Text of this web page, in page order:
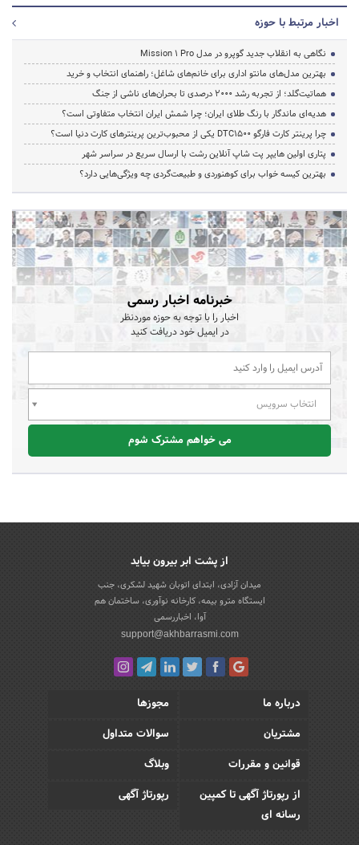
اخبار مرتبط با حوزه
نگاهی به انقلاب جدید گوپرو در مدل Mission 1 Pro
بهترین مدل‌های مانتو اداری برای خانم‌های شاغل؛ راهنمای انتخاب و خرید
هماتیت‌گلد؛ از تجربه رشد ۲۰۰۰ درصدی تا بحران‌های ناشی از جنگ
هدیه‌ای ماندگار با رنگ طلای ایران؛ چرا شمش ایران انتخاب متفاوتی است؟
چرا پرینتر کارت فارگو DTC1500 یکی از محبوب‌ترین پرینترهای کارت دنیا است؟
پتاری اولین هایپر پت شاپ آنلاین رشت با ارسال سریع در سراسر شهر
بهترین کیسه خواب برای کوهنوردی و طبیعت‌گردی چه ویژگی‌هایی دارد؟
خبرنامه اخبار رسمی
اخبار را با توجه به حوزه موردنظر
در ایمیل خود دریافت کنید
انتخاب سرویس
می خواهم مشترک شوم
از پشت ابر بیرون بیاید
میدان آزادی، ابتدای اتوبان شهید لشکری، جنب
ایستگاه مترو بیمه، کارخانه نوآوری، ساختمان هم
آوا، اخباررسمی
support@akhbarrasmi.com
درباره ما
مجوزها
مشتریان
سوالات متداول
قوانین و مقررات
وبلاگ
از رپورتاژ آگهی تا کمپین
رسانه ای
رپورتاژ آگهی